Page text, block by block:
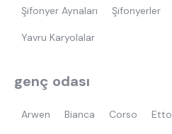
Şifonyer Aynaları Şifonyerler
Yavru Karyolalar
genç odası
Arwen Bianca Corso Etto